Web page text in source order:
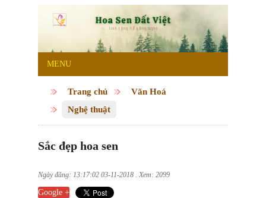
MENU
Trang chủ
Văn Hoá
Nghệ thuật
Sắc đẹp hoa sen
Ngày đăng: 13:17:02 03-11-2018 . Xem: 2099
Google +